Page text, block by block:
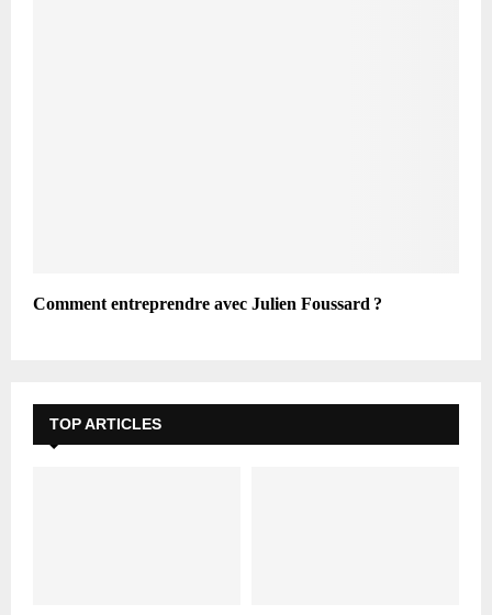
Comment entreprendre avec Julien Foussard ?
TOP ARTICLES